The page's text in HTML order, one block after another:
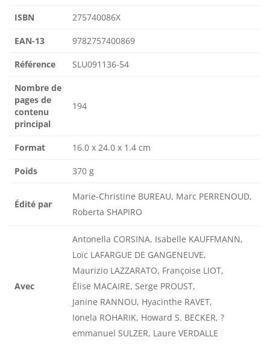
ISBN 275740086X
EAN-13 9782757400869
Référence SLU091136-54
Nombre de
pages de
contenu
principal
194
Format 16.0 x 24.0 x 1.4 cm
Poids 370 g
Édité par
Marie-Christine BUREAU, Marc PERRENOUD,
Roberta SHAPIRO
Avec
Antonella CORSINA, Isabelle KAUFFMANN,
Loïc LAFARGUE DE GANGENEUVE,
Maurizio LAZZARATO, Françoise LIOT,
Élise MACAIRE, Serge PROUST,
Janine RANNOU, Hyacinthe RAVET,
Ionela ROHARIK, Howard S. BECKER, ?
emmanuel SULZER, Laure VERDALLE